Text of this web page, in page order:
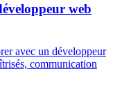
web
avec un développeur
communication